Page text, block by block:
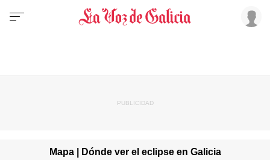
Mapa | Dónde ver el eclipse en Galicia